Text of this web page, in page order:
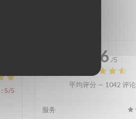
: 5/5
4.6 /5
平均评分 — 1042 评论
服务